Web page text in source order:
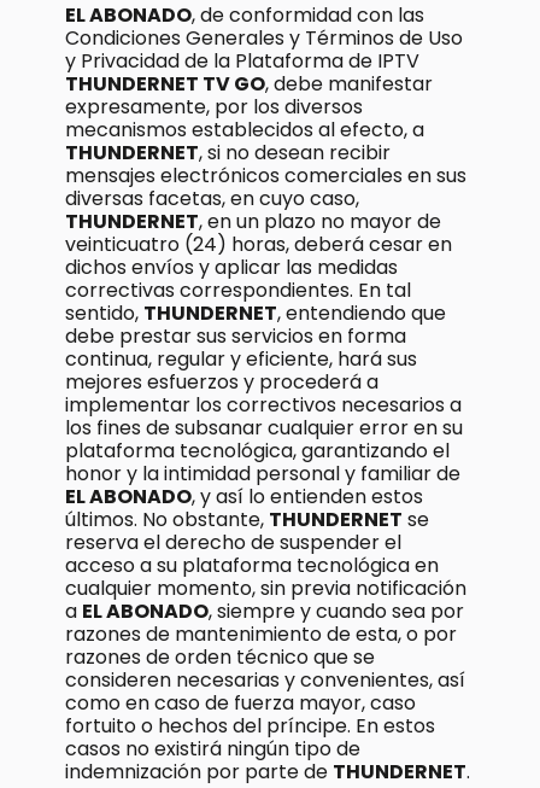
EL ABONADO, de conformidad con las
Condiciones Generales y Términos de Uso
y Privacidad de la Plataforma de IPTV
THUNDERNET TV GO, debe manifestar
expresamente, por los diversos
mecanismos establecidos al efecto, a
THUNDERNET, si no desean recibir
mensajes electrónicos comerciales en sus
diversas facetas, en cuyo caso,
THUNDERNET, en un plazo no mayor de
veinticuatro (24) horas, deberá cesar en
dichos envíos y aplicar las medidas
correctivas correspondientes. En tal
sentido, THUNDERNET, entendiendo que
debe prestar sus servicios en forma
continua, regular y eficiente, hará sus
mejores esfuerzos y procederá a
implementar los correctivos necesarios a
los fines de subsanar cualquier error en su
plataforma tecnológica, garantizando el
honor y la intimidad personal y familiar de
EL ABONADO, y así lo entienden estos
últimos. No obstante, THUNDERNET se
reserva el derecho de suspender el
acceso a su plataforma tecnológica en
cualquier momento, sin previa notificación
a EL ABONADO, siempre y cuando sea por
razones de mantenimiento de esta, o por
razones de orden técnico que se
consideren necesarias y convenientes, así
como en caso de fuerza mayor, caso
fortuito o hechos del príncipe. En estos
casos no existirá ningún tipo de
indemnización por parte de THUNDERNET.